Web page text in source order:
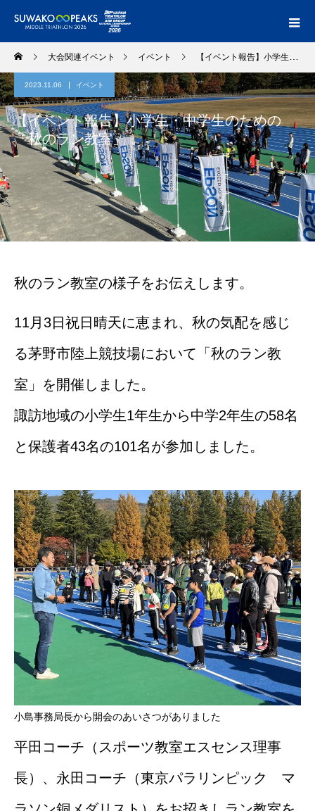
大会関連イベント イベント 【イベント報告】小学生・中学生のための「秋のラン教室」
2023.11.06 イベント
【イベント報告】小学生・中学生のための
「秋のラン教室」
秋のラン教室の様子をお伝えします。
11月3日祝日晴天に恵まれ、秋の気配を感じ
る茅野市陸上競技場において「秋のラン教
室」を開催しました。
諏訪地域の小学生1年生から中学2年生の58名
と保護者43名の101名が参加しました。
小島事務局長から開会のあいさつがありました
平田コーチ（スポーツ教室エスセンス理事
長）、永田コーチ（東京パラリンピック マ